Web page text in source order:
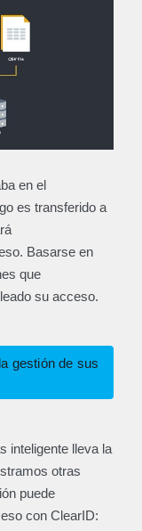
en el
es transferido a
Basarse en
que
su acceso.
gestión de sus
inteligente lleva la
otras
puede
con ClearID: